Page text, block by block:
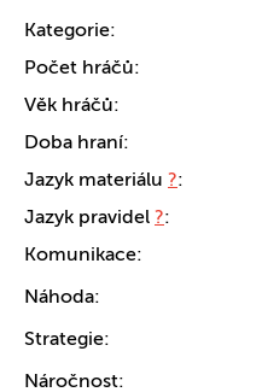
Kategorie:
Počet hráčů:
Věk hráčů:
Doba hraní:
Jazyk materiálu ?:
Jazyk pravidel ?:
Komunikace:
Náhoda:
Strategie:
Náročnost: